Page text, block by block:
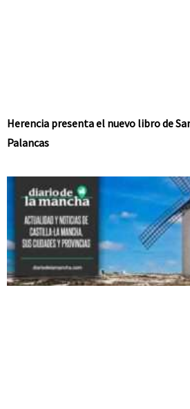
Herencia presenta el nuevo libro de
Palancas